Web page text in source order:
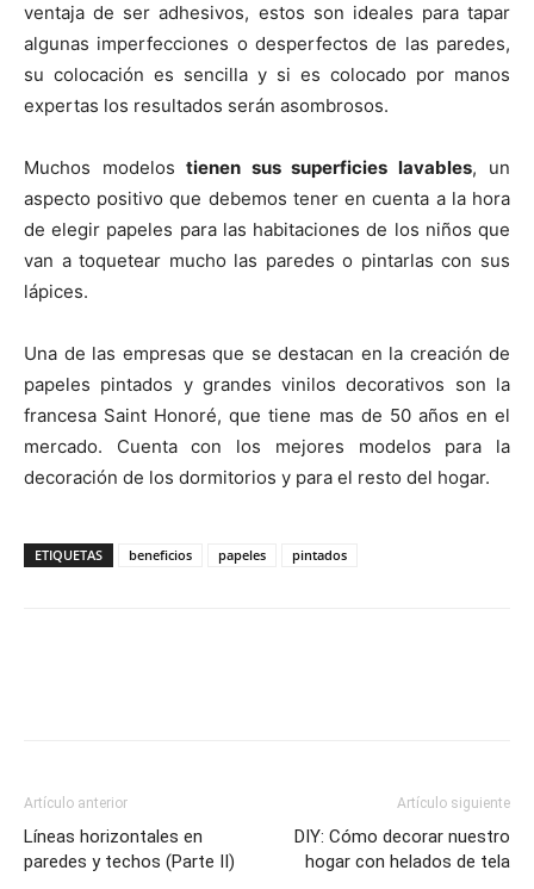
ventaja de ser adhesivos, estos son ideales para tapar
algunas imperfecciones o desperfectos de las paredes,
su colocación es sencilla y si es colocado por manos
expertas los resultados serán asombrosos.
Muchos modelos tienen sus superficies lavables, un
aspecto positivo que debemos tener en cuenta a la hora
de elegir papeles para las habitaciones de los niños que
van a toquetear mucho las paredes o pintarlas con sus
lápices.
Una de las empresas que se destacan en la creación de
papeles pintados y grandes vinilos decorativos son la
francesa Saint Honoré, que tiene mas de 50 años en el
mercado. Cuenta con los mejores modelos para la
decoración de los dormitorios y para el resto del hogar.
ETIQUETAS beneficios papeles pintados
Artículo anterior
Líneas horizontales en
paredes y techos (Parte II)
Artículo siguiente
DIY: Cómo decorar nuestro
hogar con helados de tela